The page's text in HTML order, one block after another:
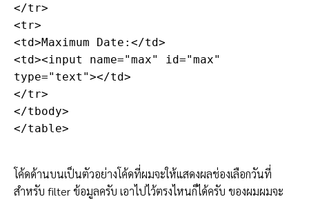
</tr>
<tr>
<td>Maximum Date:</td>
<td><input name="max" id="max"
type="text"></td>
</tr>
</tbody>
</table>
โค้ดด้านบนเป็นตัวอย่างโค้ดที่ผมจะให้แสดงผลช่องเลือกวันที่
สำหรับ filter ข้อมูลครับ เอาไปไว้ตรงไหนก็ได้ครับ ของผมผมจะ